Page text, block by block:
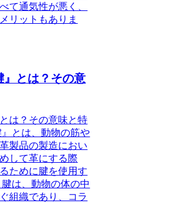
て通気性が悪く、
リットもありま
』とは？その意
は？その意味と特
とは、動物の筋や
製品の製造におい
して革にする際
ために腱を使用す
は、動物の体の中
組織であり、コラ